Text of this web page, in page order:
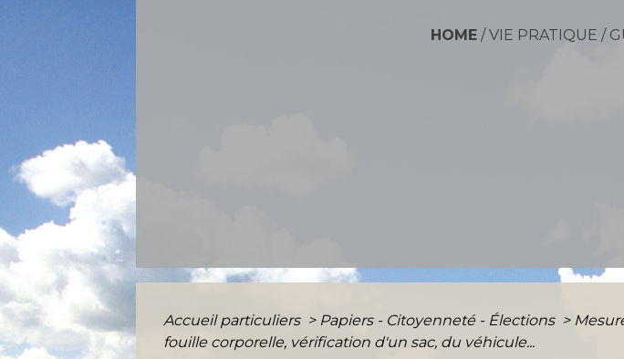
HOME / VIE PRATIQUE /
Accueil particuliers > Papiers - Citoyenneté - Élections >
fouille corporelle, vérification d'un sac, du véhicule...